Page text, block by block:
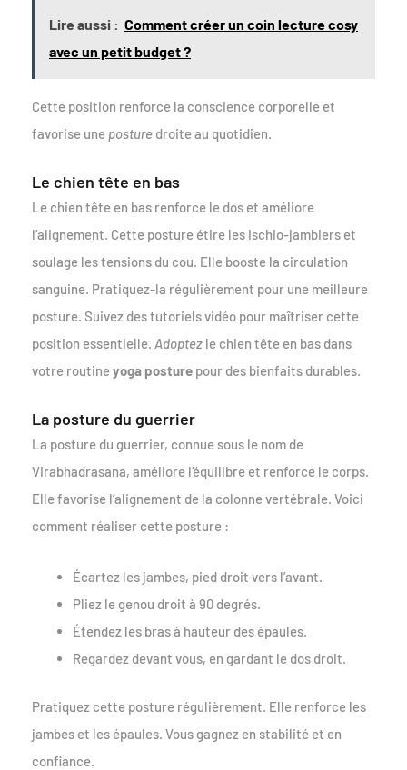
Lire aussi : Comment créer un coin lecture cosy
avec un petit budget ?
Cette position renforce la conscience corporelle et
favorise une posture droite au quotidien.
Le chien tête en bas
Le chien tête en bas renforce le dos et améliore
l’alignement. Cette posture étire les ischio-jambiers et
soulage les tensions du cou. Elle booste la circulation
sanguine. Pratiquez-la régulièrement pour une meilleure
posture. Suivez des tutoriels vidéo pour maîtriser cette
position essentielle. Adoptez le chien tête en bas dans
votre routineyoga posture pour des bienfaits durables.
La posture du guerrier
La posture du guerrier, connue sous le nom de
Virabhadrasana, améliore l’équilibre et renforce le corps.
Elle favorise l’alignement de la colonne vertébrale. Voici
comment réaliser cette posture :
Écartez les jambes, pied droit vers l’avant.
Pliez le genou droit à 90 degrés.
Étendez les bras à hauteur des épaules.
Regardez devant vous, en gardant le dos droit.
Pratiquez cette posture régulièrement. Elle renforce les
jambes et les épaules. Vous gagnez en stabilité et en
confiance.